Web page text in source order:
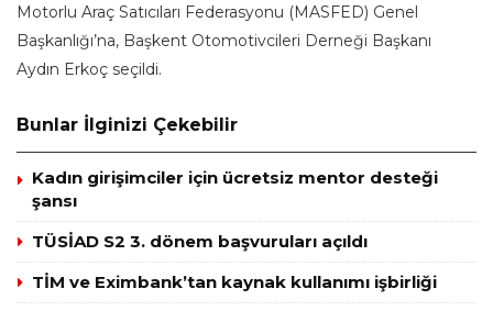
Motorlu Araç Satıcıları Federasyonu (MASFED) Genel
Başkanlığı’na, Başkent Otomotivcileri Derneği Başkanı
Aydın Erkoç seçildi.
Bunlar İlginizi Çekebilir
Kadın girişimciler için ücretsiz mentor desteği
şansı
TÜSİAD S2 3. dönem başvuruları açıldı
TİM ve Eximbank’tan kaynak kullanımı işbirliği